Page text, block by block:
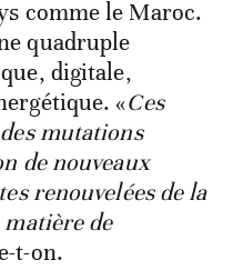
comme le Maroc.
quadruple
digitale,
«Ces
mutations
de nouveaux
renouvelées de la
de
t-on.